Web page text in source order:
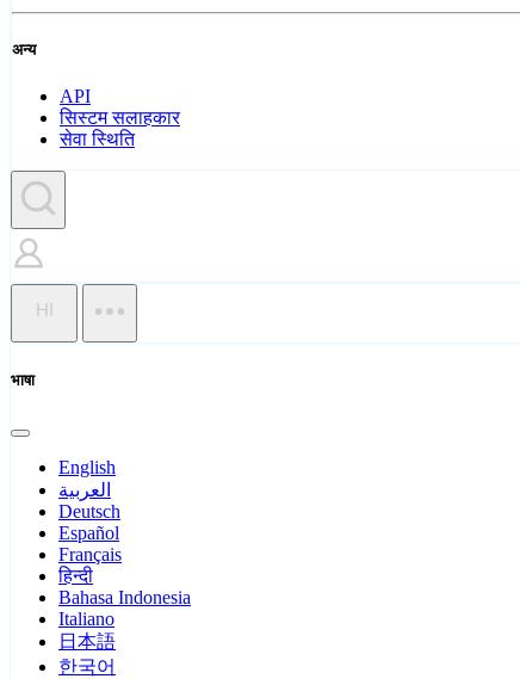
अन्य
API
सिस्टम सलाहकार
सेवा स्थिति
HI
भाषा
English
العربية
Deutsch
Español
Français
हिन्दी
Bahasa Indonesia
Italiano
日本語
한국어